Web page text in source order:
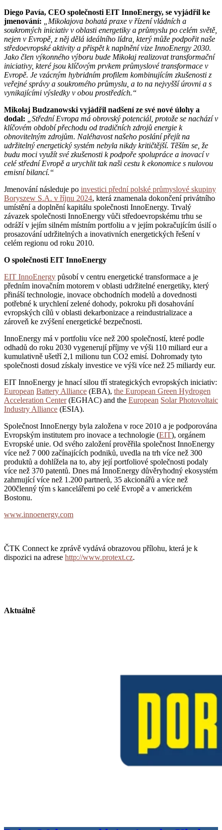
Diego Pavía, CEO společnosti EIT InnoEnergy, se vyjádřil ke
jmenování:
„Mikołajova bohatá praxe v řízení vládních a
soukromých iniciativ v oblasti energetiky a průmyslu po celém světě,
nejen v Evropě, z něj dělá ideálního lídra, který může podpořit naše
středoevropské aktivity a přispět k naplnění vize InnoEnergy 2030.
Jako člen výkonného výboru bude Mikołaj realizovat transformační
iniciativy, které jsou klíčovým prvkem průmyslové transformace v
Evropě. Je vzácným hybridním profilem kombinujícím zkušenosti z
veřejné správy a soukromého průmyslu, a to na nejvyšší úrovni a s
vynikajícími výsledky v obou prostředích.“
Mikołaj Budzanowski vyjádřil nadšení ze své nové úlohy a
dodal:
„Střední Evropa má obrovský potenciál, protože se nachází v
klíčovém období přechodu od tradičních zdrojů energie k
obnovitelným zdrojům. Naléhavost našeho poslání přejít na
udržitelný energetický systém nebyla nikdy kritičtější. Těším se, že
budu moci využít své zkušenosti k podpoře spolupráce a inovací v
celé střední Evropě a urychlit tak naši cestu k ekonomice s nulovou
emisní bilancí.“
Jmenování následuje po investici přední polské průmyslové skupiny
Boryszew S.A. v říjnu 2024, která znamenala dokončení privátního
umístění a doplnění kapitálu společnosti InnoEnergy. Trvalý
závazek společnosti InnoEnergy vůči středoevropskému trhu se
odráží v jejím silném místním portfoliu a v jejím pokračujícím úsilí o
prosazování udržitelných a inovativních energetických řešení v
celém regionu od roku 2010.
O společnosti EIT InnoEnergy
EIT InnoEnergy působí v centru energetické transformace a je
předním inovačním motorem v oblasti udržitelné energetiky, který
přináší technologie, inovace obchodních modelů a dovednosti
potřebné k urychlení zelené dohody, pokroku při dosahování
evropských cílů v oblasti dekarbonizace a reindustrializace a
zároveň ke zvýšení energetické bezpečnosti.
InnoEnergy má v portfoliu více než 200 společností, které podle
odhadů do roku 2030 vygenerují příjmy ve výši 110 miliard eur a
kumulativně ušetří 2,1 milionu tun CO2 emisí. Dohromady tyto
společnosti dosud získaly investice ve výši více než 25 miliardy eur.
EIT InnoEnergy je hnací silou tří strategických evropských iniciativ:
European Battery Alliance (EBA), the European Green Hydrogen
Acceleration Center(EGHAC) and the European Solar Photovoltaic
Industry Alliance (ESIA).
Společnost InnoEnergy byla založena v roce 2010 a je podporována
Evropským institutem pro inovace a technologie (EIT), orgánem
Evropské unie. Od svého založení prověřila společnost InnoEnergy
více než 7 000 začínajících podniků, uvedla na trh více než 300
produktů a dohlížela na to, aby její portfoliové společnosti podaly
více než 370 patentů. Dnes má InnoEnergy důvěryhodný ekosystém
zahrnující více než 1.200 partnerů, 35 akcionářů a více než
200členný tým s kancelářemi po celé Evropě a v americkém
Bostonu.
www.innoenergy.com
ČTK Connect ke zprávě vydává obrazovou přílohu, která je k
dispozici na adrese http://www.protext.cz.
Aktuálně